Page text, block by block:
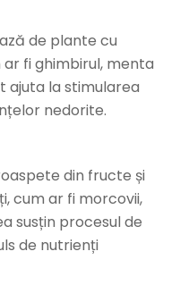
de plante cu
fi ghimbirul, menta
ajuta la stimularea
nedorite.
din fructe și
cum ar fi morcovii,
susțin procesul de
de nutrienți